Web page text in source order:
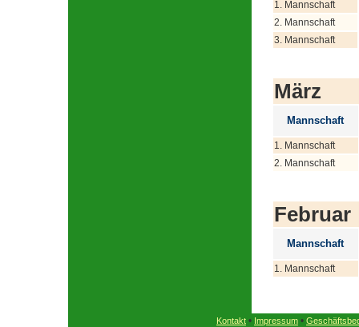
1. Mannschaft
2. Mannschaft
3. Mannschaft
März
Mannschaft
1. Mannschaft
2. Mannschaft
Februar
Mannschaft
1. Mannschaft
Kontakt • Impressum •